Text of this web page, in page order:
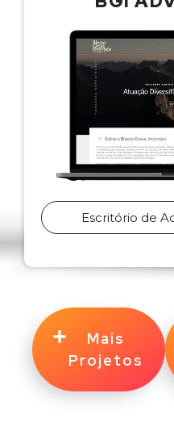
Escritório de
Mais
Projetos